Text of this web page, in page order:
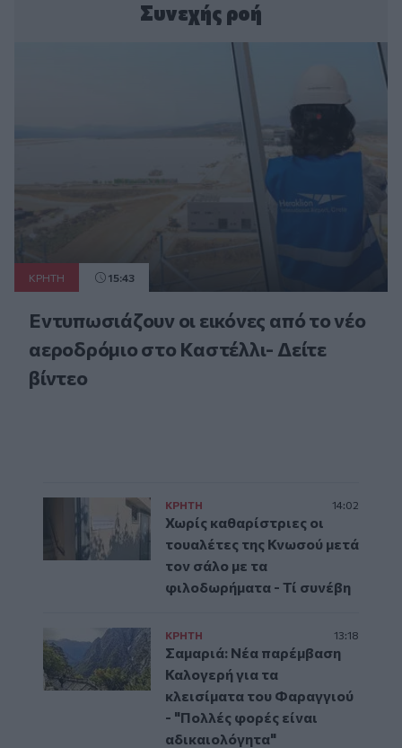
Συνεχής ροή
ΚΡΗΤΗ 15:43
Εντυπωσιάζουν οι εικόνες από το νέο
αεροδρόμιο στο Καστέλλι- Δείτε
βίντεο
ΚΡΗΤΗ 14:02
Χωρίς καθαρίστριες οι
τουαλέτες της Κνωσού μετά
τον σάλο με τα
φιλοδωρήματα - Τί συνέβη
ΚΡΗΤΗ 13:18
Σαμαριά: Νέα παρέμβαση
Καλογερή για τα
κλεισίματα του Φαραγγιού
- "Πολλές φορές είναι
αδικαιολόγητα"